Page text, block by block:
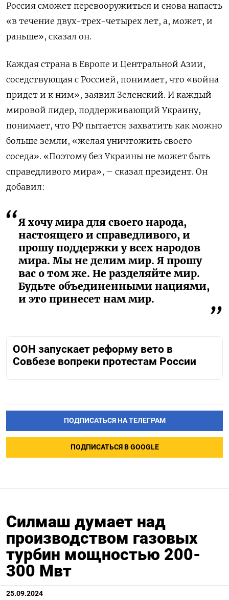
Россия сможет перевооружиться и снова напасть
«в течение двух-трех-четырех лет, а, может, и
раньше», сказал он.
Каждая страна в Европе и Центральной Азии,
соседствующая с Россией, понимает, что «война
придет и к ним», заявил Зеленский. И каждый
мировой лидер, поддерживающий Украину,
понимает, что РФ пытается захватить как можно
больше земли, «желая уничтожить своего
соседа». «Поэтому без Украины не может быть
справедливого мира», – сказал президент. Он
добавил:
Я хочу мира для своего народа,
настоящего и справедливого, и
прошу поддержки у всех народов
мира. Мы не делим мир. Я прошу
вас о том же. Не разделяйте мир.
Будьте объединенными нациями,
и это принесет нам мир.
ООН запускает реформу вето в
Совбезе вопреки протестам России
ПОДПИСАТЬСЯ НА ТЕЛЕГРАМ
ПОДПИСАТЬСЯ В GOOGLE
Силмаш думает над
производством газовых
турбин мощностью 200-
300 Мвт
25.09.2024